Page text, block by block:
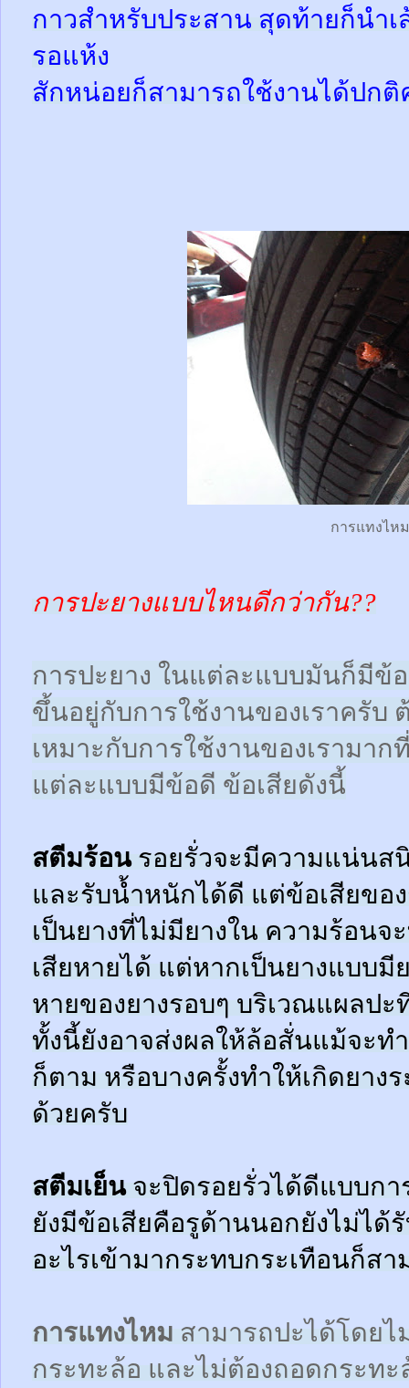
กาวสำหรับประสาน สุดท้ายก็นำเ
รอแห้ง
สักหน่อยก็สามารถใช้งานได้ปกติ
การแทงไหม
การปะยางแบบไหนดีกว่ากัน??
การปะยาง ในแต่ละแบบมันก็มีข้
ขึ้นอยู่กับการใช้งานของเราครับ
เหมาะกับการใช้งานของเรามา
แต่ละแบบมีข้อดี ข้อเสียดังนี้
สตีมร้อนรอยรั่วจะมีความแน่นส
และรับน้ำหนักได้ดี แต่ข้อเสียขอ
เป็นยางที่ไม่มียางใน ความร้อนจ
เสียหายได้ แต่หากเป็นยางแบบมี
หายของยางรอบๆ บริเวณแผลป
ทั้งนี้ยังอาจส่งผลให้ล้อสั่นแม้จะท
ก็ตาม หรือบางครั้งทำให้เกิดยา
ด้วยครับ
สตีมเย็นจะปิดรอยรั่วได้ดีแบบก
ยังมีข้อเสียคือรูด้านนอกยังไม่ได้
อะไรเข้ามากระทบกระเทือนก็ส
การแทงไหม สามารถปะได้โดยไ
กระทะล้อ และไม่ต้องถอดกระทะ